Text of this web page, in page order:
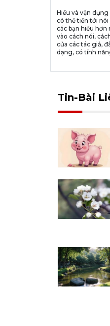
Hiểu và vận
có thể tiến tới nói
các bạn hiểu
vào cách nói,
của các tác giả,
dạng, có tính
Tin-Bài